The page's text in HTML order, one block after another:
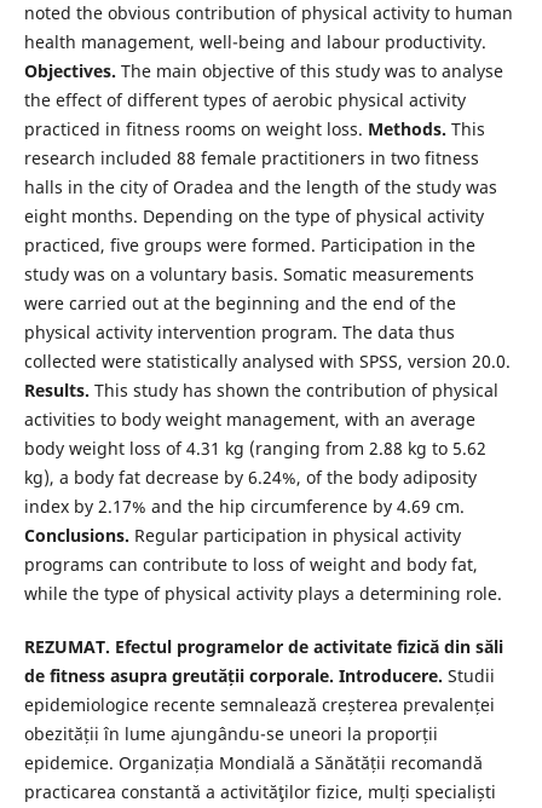
noted the obvious contribution of physical activity to human
health management, well-being and labour productivity.
Objectives. The main objective of this study was to analyse
the effect of different types of aerobic physical activity
practiced in fitness rooms on weight loss. Methods. This
research included 88 female practitioners in two fitness
halls in the city of Oradea and the length of the study was
eight months. Depending on the type of physical activity
practiced, five groups were formed. Participation in the
study was on a voluntary basis. Somatic measurements
were carried out at the beginning and the end of the
physical activity intervention program. The data thus
collected were statistically analysed with SPSS, version 20.0.
Results. This study has shown the contribution of physical
activities to body weight management, with an average
body weight loss of 4.31 kg (ranging from 2.88 kg to 5.62
kg), a body fat decrease by 6.24%, of the body adiposity
index by 2.17% and the hip circumference by 4.69 cm.
Conclusions. Regular participation in physical activity
programs can contribute to loss of weight and body fat,
while the type of physical activity plays a determining role.
REZUMAT. Efectul programelor de activitate fizică din săli
de fitness asupra greutății corporale. Introducere. Studii
epidemiologice recente semnalează creșterea prevalenței
obezității în lume ajungându-se uneori la proporții
epidemice. Organizația Mondială a Sănătății recomandă
practicarea constantă a activităţilor fizice, mulți specialiști